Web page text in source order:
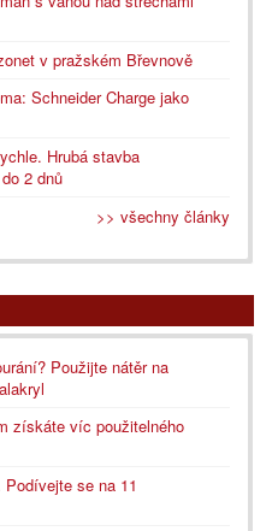
v pražském Břevnově
Schneider Charge jako
Hrubá stavba
2 dnů
>> všechny články
Použijte nátěr na
získáte víc použitelného
se na 11